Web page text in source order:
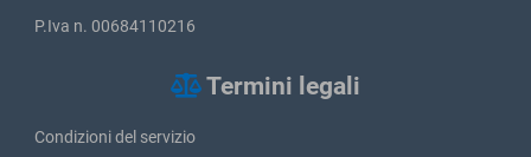
P.Iva n. 00684110216
Termini legali
Condizioni del servizio